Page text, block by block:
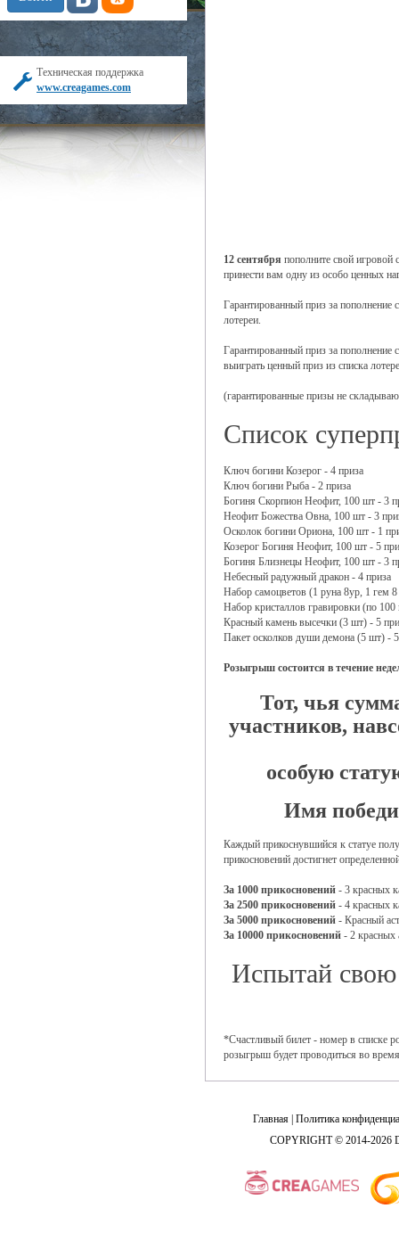
Техническая поддержка
www.creagames.com
12 сентября пополните свой игровой
принести вам одну из особо ценных
Гарантированный приз за пополнение
лотереи.
Гарантированный приз за пополнение
выиграть ценный приз из списка
(гарантированные призы не
Список
Ключ богини Козерог - 4 приза
Ключ богини Рыба - 2 приза
Богиня Скорпион Неофит, 100 шт - 3
Неофит Божества Овна, 100 шт - 3
Осколок богини Ориона, 100 шт - 1
Козерог Богиня Неофит, 100 шт - 5
Богиня Близнецы Неофит, 100 шт - 3
Небесный радужный дракон - 4 приза
Набор самоцветов (1 руна 8ур, 1 гем
Набор кристаллов гравировки (по
Красный камень высечки (3 шт) - 5
Пакет осколков души демона (5 шт) -
Розыгрыш состоится в течение
Тот, чья
участников,
особую
Имя
Каждый прикоснувшийся к статуе
прикосновений достигнет
За 1000 прикосновений - 3 красных
За 2500 прикосновений - 4 красных
За 5000 прикосновений - Красный
За 10000 прикосновений - 2 красных
Испытай свою
*Счастливый билет - номер в списке
розыгрыш будет проводиться во
Главная Политика
COPYRIGHT © 2014-2026